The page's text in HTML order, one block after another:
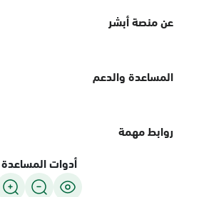
عن منصة أبشر
المساعدة والدعم
روابط مهمة
أدوات المساعدة